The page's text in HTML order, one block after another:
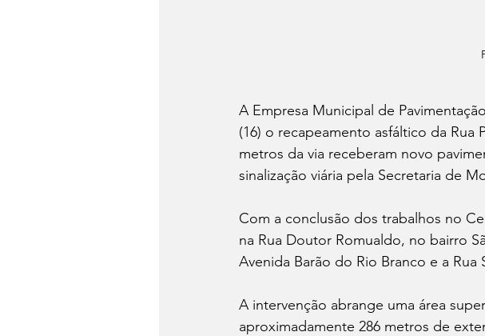
A Empresa Municipal de
(16) o recapeamento asfáltico da
metros da via receberam novo
sinalização viária pela Secretaria de
Com a conclusão dos trabalhos no
na Rua Doutor Romualdo, no bairro
Avenida Barão do Rio Branco e a Rua
A intervenção abrange uma área
aproximadamente 286 metros de